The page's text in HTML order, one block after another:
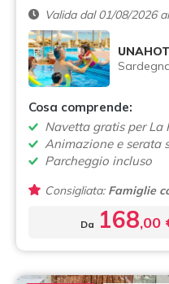
Valida dal 01/08/2026
Cosa comprende:
Navetta gratis per La
Animazione e serata
Parcheggio incluso
Consigliata:Famiglie
Da 168,00